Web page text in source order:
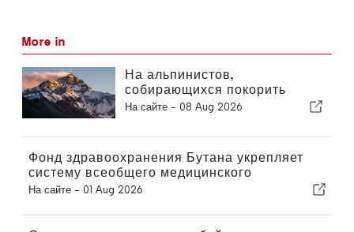
More in
На альпинистов,
собирающихся покорить
Эверест, будут
строгие требования к опыту
На сайте - 08 Aug 2026
Фонд здравоохранения Бутана укрепляет
систему всеобщего медицинского
обслуживания
На сайте - 01 Aug 2026